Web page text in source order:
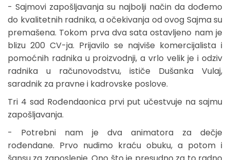
- Sajmovi zapošljavanja su najbolji način da dođemo
do kvalitetnih radnika, a očekivanja od ovog Sajma su
premašena. Tokom prva dva sata ostavljeno nam je
blizu 200 CV-ja. Prijavilo se najviše komercijalista i
pomoćnih radnika u proizvodnji, a vrlo velik je i odziv
radnika u računovodstvu, ističe Dušanka Vulaj,
saradnik za pravne i kadrovske poslove.
Tri 4 sad Rođendaonica prvi put učestvuje na sajmu
zapošljavanja.
- Potrebni nam je dva animatora za dečje
rođendane. Prvo nudimo kraću obuku, a potom i